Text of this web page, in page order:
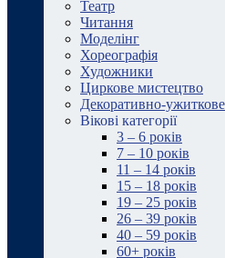
Театр
Читання
Моделінг
Хореографія
Художники
Циркове мистецтво
Декоративно-
Вікові категорії
3 – 6 років
7 – 10 років
11 – 14 років
15 – 18 років
19 – 25 років
26 – 39 років
40 – 59 років
60+ років